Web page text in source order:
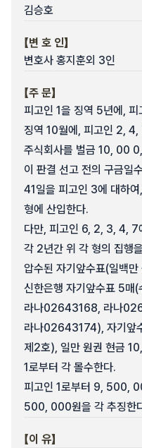
김승호
【변 호 인】
변호사 홍지훈외 3인
【주 문】
피고인 1을 징역 5년에,
징역 10월에, 피고인 2,
주식회사를 벌금 10, 00
이 판결 선고 전의 구금일
41일을 피고인 3에 대하
형에 산입한다.
다만, 피고인 6, 2, 3, 4, 7
각 2년간 위 각 형의 집행
압수된 자기앞수표(일백
신한은행 자기앞수표 5
라나02643168, 라나
라나02643174), 자기앞
제2호), 일만 원권 현금
1로부터 각 몰수한다.
피고인 1로부터 9, 500,
500, 000원을 각 추징한
【이 유】